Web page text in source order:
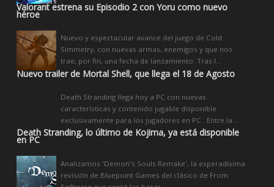
Valorant estrena su Episodio 2 con Yoru como nuevo
héroe
Nuevo trailer de Mortal Shell, que llega el 18 de Agosto
Nuevo y espectacular avance del juego de Cold
Simmetry, con nuevas armas, enemigos y que nos
trae, por fin, una fecha de lanzamiento. Tras l...
Death Stranding, lo último de Kojima, ya está disponible
en PC
Death Stranding llega hoy a PC con nuevas
características y contenido jugable disponible
exclusivamente para los jugadores en PC. Entre la...
Analizamos 'Demon's Souls Remake', la esperadísima
revisión de Bluepoint Games del clásico de From